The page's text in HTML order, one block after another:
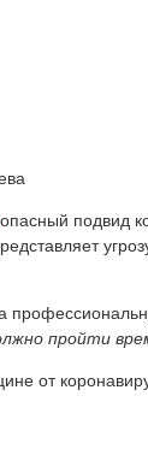
опасный подвид
пройти
от